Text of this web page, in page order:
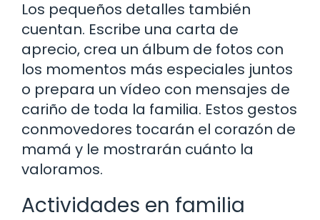
Los pequeños detalles también
cuentan. Escribe una carta de
aprecio, crea un álbum de fotos con
los momentos más especiales juntos
o prepara un vídeo con mensajes de
cariño de toda la familia. Estos gestos
conmovedores tocarán el corazón de
mamá y le mostrarán cuánto la
valoramos.
Actividades en familia